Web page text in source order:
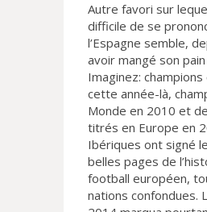
Autre favori sur
difficile de se
l’Espagne semble,
avoir mangé son pain
Imaginez: champions
cette année-là,
Monde en 2010 et
titrés en Europe en
Ibériques ont signé
belles pages de
football européen,
nations confondues.